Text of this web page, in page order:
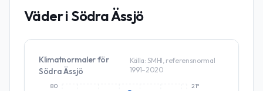
Väder i Södra Ässjö
Klimatnormaler för
Södra Ässjö
Källa: SMHI, referensnormal
1991–2020
80 21°